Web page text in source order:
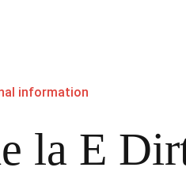
information
la E